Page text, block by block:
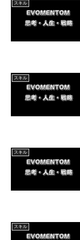
スキル
スキル
スキル
スキル